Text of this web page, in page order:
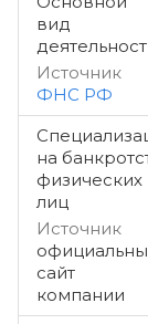
вид
Источник
ФНС РФ
на
физических
лиц
Источник
сайт
компании